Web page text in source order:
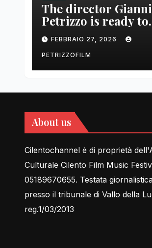
The director Gianni
Petrizzo is ready to
tell Lessons in Love
FEBBRAIO 27, 2026
PETRIZZOFILM
About us
Cilentochannel è di proprietà
Culturale Cilento Film Music
05189670655. Testata
presso il tribunale di Vallo della
reg.1/03/2013